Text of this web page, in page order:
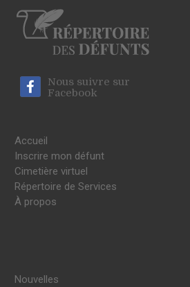
Nous suivre sur
Facebook
Accueil
Inscrire mon défunt
Cimetière virtuel
Répertoire de Services
À propos
Nouvelles